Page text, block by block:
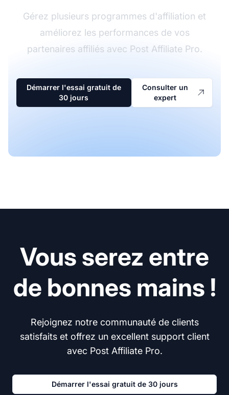
Gérez plusieurs programmes d'affiliation et
améliorez les performances de vos
partenaires affiliés avec Post Affiliate Pro.
Démarrer l'essai gratuit de
30 jours
Consulter un
expert
Vous serez entre
de bonnes mains !
Rejoignez notre communauté de clients
satisfaits et offrez un excellent support client
avec Post Affiliate Pro.
Démarrer l'essai gratuit de 30 jours